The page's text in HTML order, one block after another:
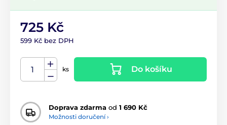
725 Kč
599 Kč bez DPH
ks Do košíku
Doprava zdarma od 1 690 Kč
Možnosti doručení ›